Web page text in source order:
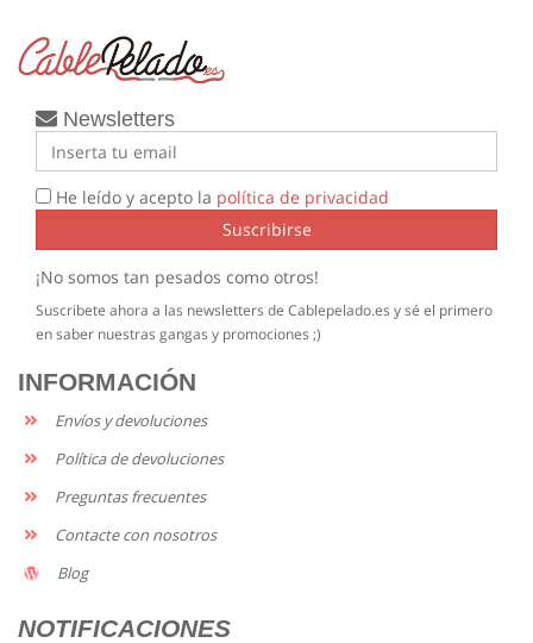
Newsletters
He leído y acepto la política de privacidad
Suscribirse
¡No somos tan pesados como otros!
Suscribete ahora a las newsletters de Cablepelado.es y sé el primero
en saber nuestras gangas y promociones ;)
INFORMACIÓN
Envíos y devoluciones
Política de devoluciones
Preguntas frecuentes
Contacte con nosotros
Blog
NOTIFICACIONES